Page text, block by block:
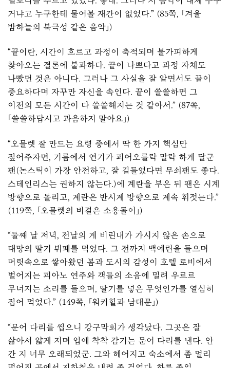
거냐고 누구한테 물어볼 재간이 없었다.” (85쪽, 「겨울
밤하늘의 북극성 같은 음악」)
“끝이란, 시간이 흐르고 과정이 축적되며 불가피하게
찾아오는 결론에 불과하다. 끝이 나쁘다고 과정 자체도
나빴던 것은 아니다. 그러나 그 사실을 잘 알면서도 끝이
중요하다며 자꾸만 자신을 속인다. 끝이 쓸쓸하면 그
이전의 모든 시간이 다 쓸쓸해지는 것 같아서.” (87쪽,
「쓸쓸하답시고 과음하지 말아요」)
“오믈렛 잘 만드는 요령 중에서 딱 한 가지 핵심만
짚어주자면, 기름에서 연기가 피어오를락 말락 하게 달군
팬(논스틱이 가장 안전하고, 잘 길들었다면 무쇠팬도 좋다.
스테인리스는 권하지 않는다.)에 계란을 부은 뒤 팬은 시계
방향으로 돌리고, 계란은 반시계 방향으로 계속 휘젓는다.”
(119쪽, 「오믈렛의 비결은 소용돌이」)
“둘째 날 저녁, 전날의 게 비린내가 가시지 않은 손으로
대망의 딸기 뷔페를 먹었다. 그 전까지 백예린을 들으며
머릿속으로 쌓아왔던 봄과 도시의 감성이 호텔 로비에서
벌어지는 피아노 연주와 객들의 소음에 밀려 우르르
무너지는 소리를 들으며, 딸기를 넣은 무엇인가를 열심히
집어 먹었다.” (149쪽, 「워커힐과 남대문」)
“문어 다리를 씹으니 강구막회가 생각났다. 그곳은 잘
삶아서 얇게 저며 입에 착착 감기는 문어 다리를 낸다. 안
간 지 너무 오래되었군. 그와 헤어지고 숙소에서 좀 멀리